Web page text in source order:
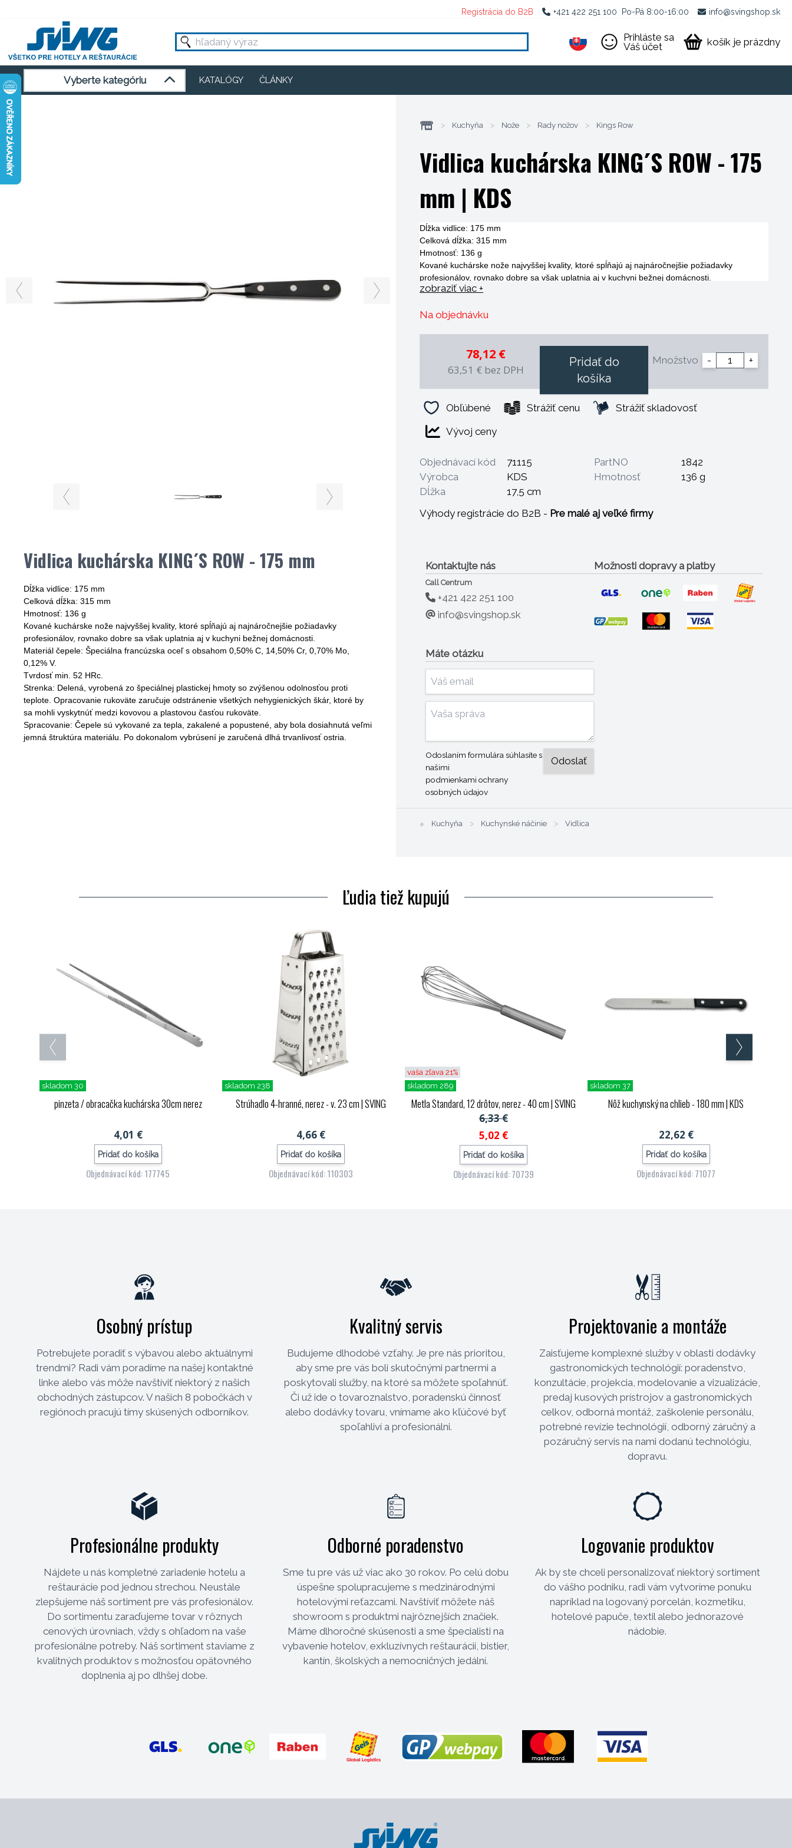
Registrácia do B2B +421 422 251 100 Po-Pá 8:00-16:00 info@svingshop.sk
Prihláste sa
Váš účet
košík je prázdny
Vyberte kategóriu KATALÓGY ČLÁNKY
Vidlica kuchárska KING´S ROW - 175 mm
Dĺžka vidlice: 175 mm
Celková dĺžka: 315 mm
Hmotnosť: 136 g
Kované kuchárske nože najvyššej kvality, ktoré spĺňajú aj najnáročnejšie požiadavky
profesionálov, rovnako dobre sa však uplatnia aj v kuchyni bežnej domácnosti.
Materiál čepele: Špeciálna francúzska oceľ s obsahom 0,50% C, 14,50% Cr, 0,70% Mo,
0,12% V.
Tvrdosť min. 52 HRc.
Strenka: Delená, vyrobená zo špeciálnej plastickej hmoty so zvýšenou odolnosťou proti
teplote. Opracovanie rukoväte zaručuje odstránenie všetkých nehygienických škár, ktoré by
sa mohli vyskytnúť medzi kovovou a plastovou časťou rukoväte.
Spracovanie: Čepele sú vykované za tepla, zakalené a popustené, aby bola dosiahnutá veľmi
jemná štruktúra materiálu. Po dokonalom vybrúsení je zaručená dlhá trvanlivosť ostria.
> Kuchyňa > Nože > Rady nožov > Kings Row
Vidlica kuchárska KING´S ROW - 175
mm | KDS
Dĺžka vidlice: 175 mm
Celková dĺžka: 315 mm
Hmotnosť: 136 g
Kované kuchárske nože najvyššej kvality, ktoré spĺňajú aj najnáročnejšie požiadavky
profesionálov, rovnako dobre sa však uplatnia aj v kuchyni bežnej domácnosti.
Materiál čepele: Špeciálna francúzska oceľ s obsahom 0,50% C, 14,50% Cr, 0,70% Mo,
Tvrdosť min. 52 HRc.
sa mohli vyskytnúť medzi kovovou a plastovou časťou rukoväte.
Spracovanie: Čepele sú vykované za tepla, zakalené a popustené, aby bola dosiahnutá veľmi
jemná štruktúra materiálu. Po dokonalom vybrúsení je zaručená dlhá trvanlivosť ostria.
zobraziť viac +
Na objednávku
78,12 €
63,51 € bez DPH
Množstvo - +
Pridať do
košíka
Obľúbené Strážiť cenu
Strážiť skladovosť
Vývoj ceny
Objednávací kód 71115 PartNO
1842
Výrobca
KDS Hmotnosť
136 g
Dĺžka
17,5 cm
Výhody registrácie do B2B - Pre malé aj veľké firmy
Kontaktujte nás
Call Centrum
+421 422 251 100
info@svingshop.sk
Možnosti dopravy a platby
Máte otázku
Odoslaním formulára súhlasíte s
našimi
podmienkami ochrany
osobných údajov
● Kuchyňa > Kuchynské náčinie > Vidlica
Ľudia tiež kupujú
skladom 30
pinzeta / obracačka kuchárska 30cm nerez
4,01 €
Pridať do košíka
Objednávací kód: 177745
skladom 238
Strúhadlo 4-hranné, nerez - v. 23 cm| SVING
4,66 €
Pridať do košíka
Objednávací kód: 110303
vaša zľava 21%
skladom 289
Metla Standard, 12 drôtov, nerez - 40 cm| SVING
6,33 €
5,02 €
Pridať do košíka
Objednávací kód: 70739
skladom 37
Nôž kuchynský na chlieb - 180 mm| KDS
22,62 €
Pridať do košíka
Objednávací kód: 71077
Osobný prístup
Potrebujete poradiť s výbavou alebo aktuálnymi
trendmi? Radi vám poradíme na našej kontaktné
linke alebo vás môže navštíviť niektorý z našich
obchodných zástupcov. V našich 8 pobočkách v
regiónoch pracujú tímy skúsených odborníkov.
Kvalitný servis
Budujeme dlhodobé vzťahy. Je pre nás prioritou,
aby sme pre vás boli skutočnými partnermi a
poskytovali služby, na ktoré sa môžete spoľahnúť.
Či už ide o tovaroznalstvo, poradenskú činnosť
alebo dodávky tovaru, vnímame ako kľúčové byť
spoľahliví a profesionálni.
Projektovanie a montáže
Zaisťujeme komplexné služby v oblasti dodávky
gastronomických technológií: poradenstvo,
konzultácie, projekcia, modelovanie a vizualizácie,
predaj kusových prístrojov a gastronomických
celkov, odborná montáž, zaškolenie personálu,
potrebné revízie technológií, odborný záručný a
pozáručný servis na nami dodanú technológiu,
dopravu.
Profesionálne produkty
Nájdete u nás kompletné zariadenie hotelu a
reštaurácie pod jednou strechou. Neustále
zlepšujeme náš sortiment pre vás profesionálov.
Do sortimentu zaraďujeme tovar v rôznych
cenových úrovniach, vždy s ohľadom na vaše
profesionálne potreby. Náš sortiment staviame z
kvalitných produktov s možnosťou opätovného
doplnenia aj po dlhšej dobe.
Odborné poradenstvo
Sme tu pre vás už viac ako 30 rokov. Po celú dobu
úspešne spolupracujeme s medzinárodnými
hotelovými reťazcami. Navštíviť môžete náš
showroom s produktmi najrôznejších značiek.
Máme dlhoročné skúsenosti a sme špecialisti na
vybavenie hotelov, exkluzívnych reštaurácií, bistier,
kantín, školských a nemocničných jedální.
Logovanie produktov
Ak by ste chceli personalizovať niektorý sortiment
do vášho podniku, radi vám vytvoríme ponuku
napríklad na logovaný porcelán, kozmetiku,
hotelové papuče, textil alebo jednorazové
nádobie.